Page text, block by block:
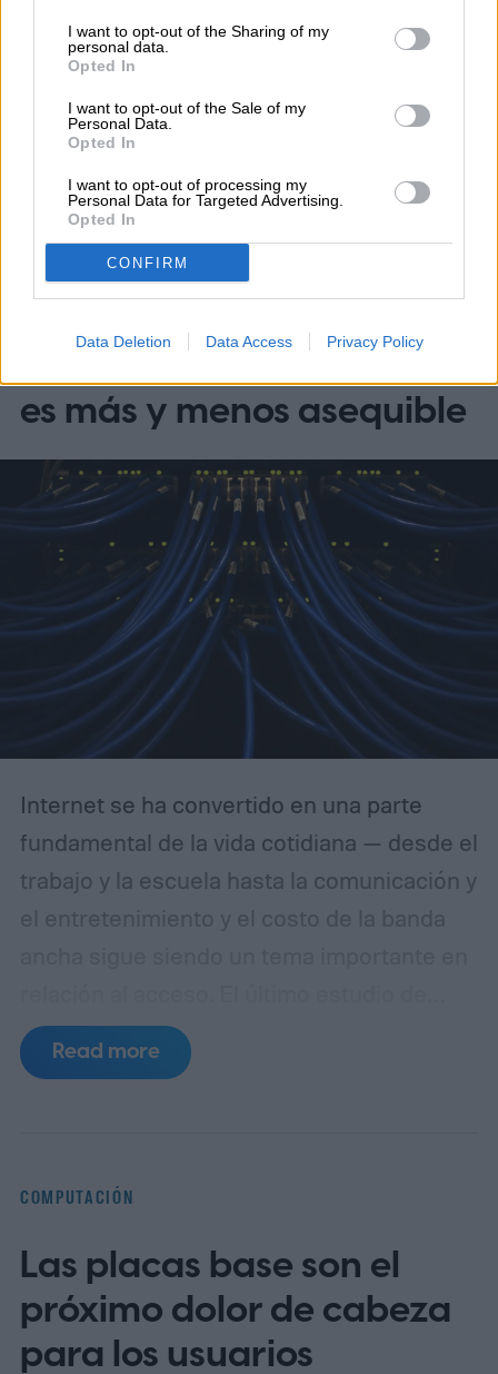
I want to opt-out of the Sharing of my
personal data.
Opted In
I want to opt-out of the Sale of my
Personal Data.
Opted In
I want to opt-out of processing my
Personal Data for Targeted Advertising.
Opted In
CONFIRM
Data Deletion Data Access Privacy Policy
NoticiasTendencias
COMPUTACIÓN
Los países donde Internet
es más y menos asequible
Internet se ha convertido en una parte
fundamental de la vida cotidiana — desde el
trabajo y la escuela hasta la comunicación y
el entretenimiento y el costo de la banda
NetCredit revela los países donde la banda
ancha es más barata y costosa en relación
Read more
COMPUTACIÓN
Las placas base son el
próximo dolor de cabeza
para los usuarios